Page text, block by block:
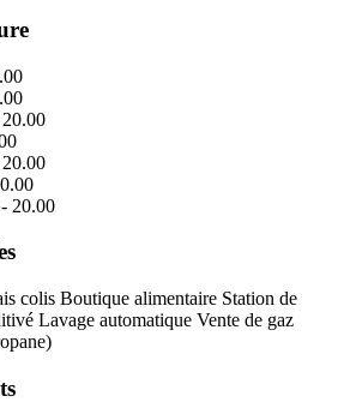
20.00
colis Boutique alimentaire Station de
Lavage automatique Vente de gaz